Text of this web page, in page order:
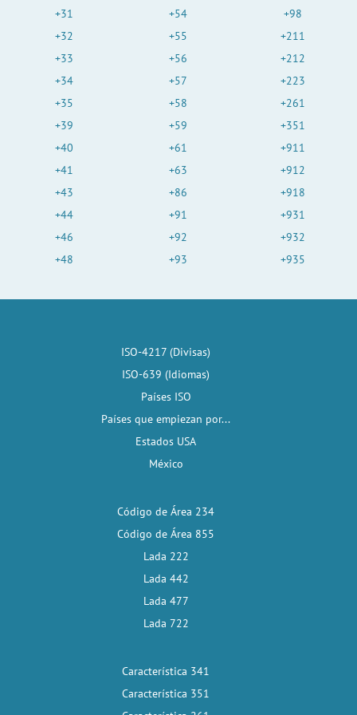
o
+31
+32
+33
+34
+35
+39
+40
+41
+43
+44
+46
+48
+54
+55
+56
+57
+58
+59
+61
+63
+86
+91
+92
+93
+98
+211
+212
+223
+261
+351
+911
+912
+918
+931
+932
+935
ISO-4217 (Divisas)
ISO-639 (Idiomas)
Países ISO
Países que empiezan por...
Estados USA
México
Código de Área 234
Código de Área 855
Lada 222
Lada 442
Lada 477
Lada 722
Característica 341
Característica 351